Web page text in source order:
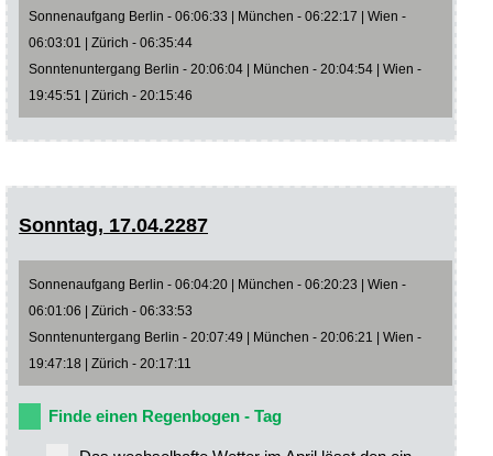
Sonnenaufgang Berlin - 06:06:33 | München - 06:22:17 | Wien -
06:03:01 | Zürich - 06:35:44
Sonntenuntergang Berlin - 20:06:04 | München - 20:04:54 | Wien -
19:45:51 | Zürich - 20:15:46
Sonntag, 17.04.2287
Sonnenaufgang Berlin - 06:04:20 | München - 06:20:23 | Wien -
06:01:06 | Zürich - 06:33:53
Sonntenuntergang Berlin - 20:07:49 | München - 20:06:21 | Wien -
19:47:18 | Zürich - 20:17:11
Finde einen Regenbogen - Tag